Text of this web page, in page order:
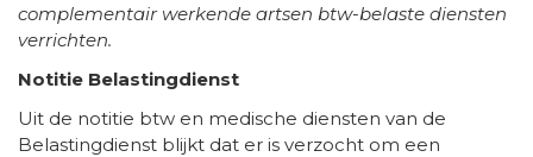
complementair werkende artsen btw-belaste diensten
verrichten.
Notitie Belastingdienst
Uit de notitie btw en medische diensten van de
Belastingdienst blijkt dat er is verzocht om een